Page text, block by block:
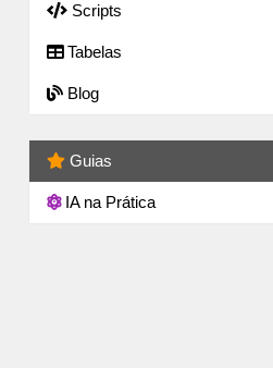
Scripts
Tabelas
Blog
Guias
IA na Prática